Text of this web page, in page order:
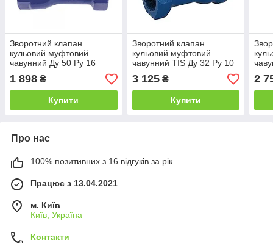
Зворотний клапан
кульовий муфтовий
чавунний Ду 50 Ру 16
1 898 ₴
Купити
Зворотний клапан
кульовий муфтовий
чавунний TIS Ду 32 Ру 10
3 125₴
Купити
2
Про нас
100% позитивних з 16 відгуків за рік
Працює з 13.04.2021
м. Київ
Київ, Україна
Контакти